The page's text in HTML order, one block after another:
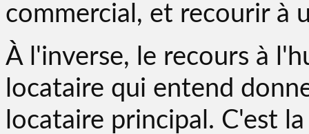
commercial, et recourir à
À l'inverse, le recours à
locataire qui entend
locataire principal. C'est